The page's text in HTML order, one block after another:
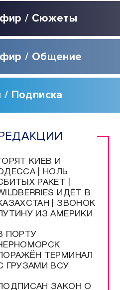
/ Сюжеты
/ Общение
/ Подписка
ГОРЯТ КИЕВ И
| НОЛЬ
РАКЕТ |
ИДЁТ В
| ЗВОНОК
ПУТИНУ ИЗ АМЕРИКИ
ПОРТУ
ПОРАЖЁН ТЕРМИНАЛ
ГРУЗАМИ ВСУ
ПОДПИСАН ЗАКОН О